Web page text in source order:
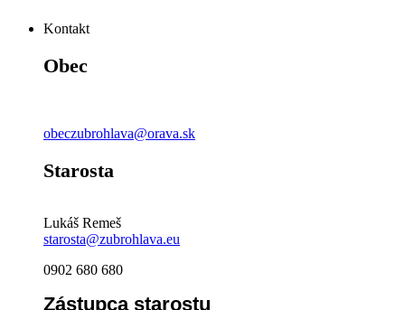
Kontakt
Obec
obeczubrohlava@orava.sk
Starosta
Lukáš Remeš
starosta@zubrohlava.eu
0902 680 680
Zástupca starostu